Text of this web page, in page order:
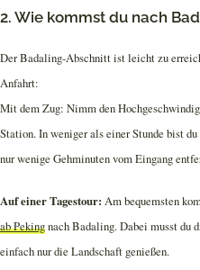
2. Wie kommst du nach
Der Badaling-Abschnitt ist leicht zu
Anfahrt:
Mit dem Zug: Nimm den
Station. In weniger als einer Stunde bist
nur wenige Gehminuten vom Eingang
Auf einer Tagestour: Am bequemsten
ab Pekingnach Badaling. Dabei musst du
einfach nur die Landschaft genießen.